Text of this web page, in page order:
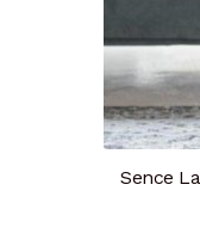
Sence